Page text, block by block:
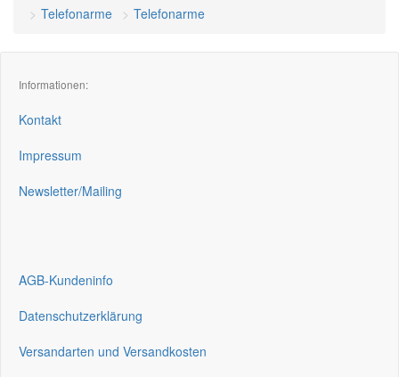
Telefonarme
Telefonarme
Informationen:
Kontakt
Impressum
Newsletter/Mailing
AGB-Kundeninfo
Datenschutzerklärung
Versandarten und Versandkosten